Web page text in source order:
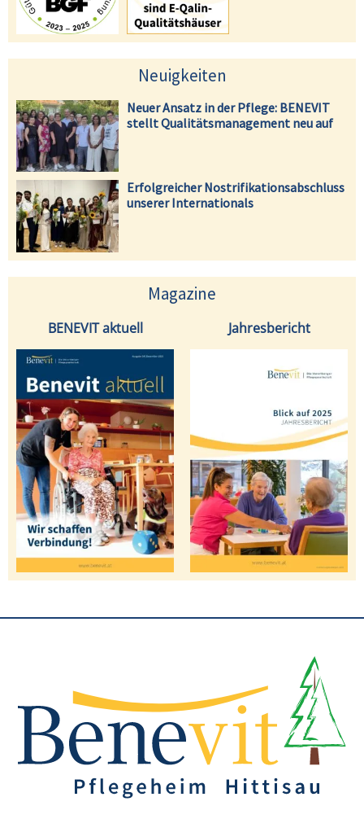
Neuigkeiten
Neuer Ansatz in der Pflege: BENEVIT
stellt Qualitätsmanagement neu auf
Erfolgreicher Nostrifikationsabschluss
unserer Internationals
Magazine
BENEVIT aktuell Jahresbericht